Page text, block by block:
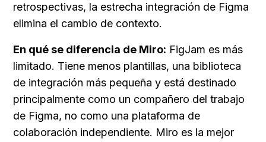
retrospectivas, la estrecha integración de Figma
elimina el cambio de contexto.
En qué se diferencia de Miro: FigJam es más
limitado. Tiene menos plantillas, una biblioteca
de integración más pequeña y está destinado
principalmente como un compañero del trabajo
de Figma, no como una plataforma de
colaboración independiente. Miro es la mejor